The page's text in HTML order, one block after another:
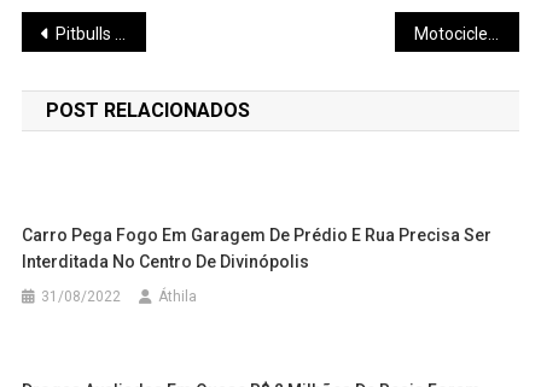
Navegação
de
Post
Pitbulls avançam em crianças e idosa, matam vira-lata e são mortos pela PM em Pará de Minas
POST RELACIONADOS
Carro Pega Fogo Em Garagem De Prédio E Rua Precisa Ser
Interditada No Centro De Divinópolis
31/08/2022 Áthila